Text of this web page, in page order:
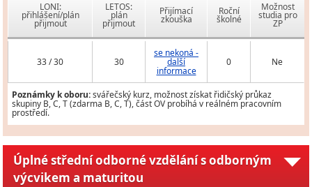
LONI:
přihlášení/plán
přijmout
LETOS:
plán
přijmout
Přijímací
zkouška
Roční
školné
Možnost
studia pro
ZP
33 / 30 30
se nekoná -
další
informace
0 Ne
Poznámky k oboru:svářečský kurz, možnost získat řidičský průkaz
skupiny B, C, T (zdarma B, C, T), část OV probíhá v reálném pracovním
prostředí.
Úplné střední odborné vzdělání s odborným
výcvikem a maturitou